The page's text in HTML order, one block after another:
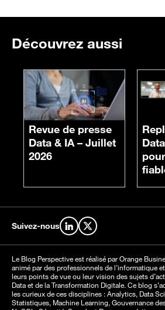
Découvrez aussi
Revue de presse
Data & IA – Juillet
2026
Suivez-nous Retrouvez-nous sur
Retrouvez-nous sur
Le Blog Perspective est réalisé par Orange
animé par des professionnels de l’informatique
leurs points de vue ou leur vision des sujets
Data et de la Transformation Digitale. Ce blog
les curieux de ces disciplines : Analytics, Data
Statistiques, Machine Learning, Gouvernance